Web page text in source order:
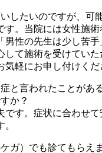
したいのですが、可
す。当院には女性施術
男性の先生は少し苦
して施術を受けてい
気軽にお申し付けくだ
と言われたことがあ
か？
です。症状に合わせ
ガ）でも診てもらえ